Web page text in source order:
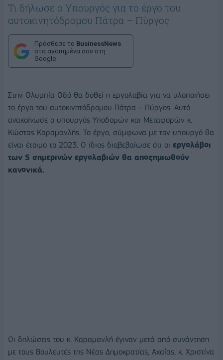
Τι δήλωσε ο Υπουργός για το έργο του
αυτοκινητόδρομου Πάτρα – Πύργος
Πρόσθεσε το BusinessNews
στα αγαπημένα σου στη
Google
Στην Ολυμπία Οδό θα δοθεί η εργολαβία για να υλοποιήσει
το έργο του αυτοκινητόδρομου Πάτρα – Πύργος. Αυτό
ανακοίνωσε ο υπουργός Υποδομών και Μεταφορών κ.
Κώστας Καραμανλής. Το έργο, σύμφωνα με τον υπουργό θα
είναι έτοιμο το 2023. Ο ίδιος διαβεβαίωσε ότι οι εργολάβοι
των 5 σημερινών εργολαβιών θα αποζημιωθούν
κανονικά.
Οι δηλώσεις του κ. Καραμανλή έγιναν μετά από συνάντηση
με τους Βουλευτές της Νέας Δημοκρατίας, Αχαΐας, κ. Χριστίνα